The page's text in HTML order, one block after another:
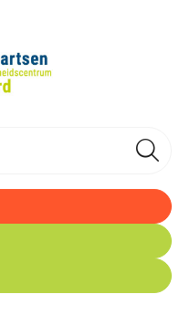
🔎